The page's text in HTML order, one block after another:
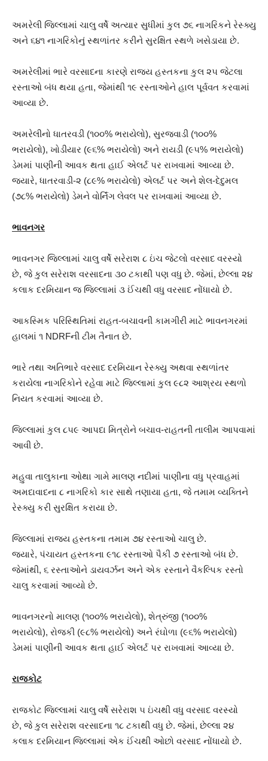
અમરેલી જિલ્લામાં ચાલુ વર્ષે અત્યાર સુધીમાં કુલ ૭૬ નાગરિકને રેસ્ક્યુ
અને ૬૪૧ નાગરિકોનું સ્થળાંતર કરીને સુરક્ષિત સ્થળે ખસેડાયા છે.
અમરેલીમાં ભારે વરસાદના કારણે રાજ્ય હસ્તકના કુલ ૨૫ જેટલા
રસ્તાઓ બંધ થયા હતા, જેમાંથી ૧૯ રસ્તાઓને હાલ પૂર્વવત કરવામાં
આવ્યા છે.
અમરેલીનો ધાતરવડી (૧૦૦% ભરાયેલો), સુરજવાડી (૧૦૦%
ભરાયેલો), ખોડીયાર (૯૬% ભરાયેલો) અને રાયડી (૯૫% ભરાયેલો)
ડેમમાં પાણીની આવક થતા હાઈ એલર્ટ પર રાખવામાં આવ્યા છે.
જ્યારે, ધાતરવાડી-૨ (૮૯% ભરાયેલો) એલર્ટ પર અને શેલ-દેદુમલ
(૭૮% ભરાયેલો) ડેમને વોર્નિંગ લેવલ પર રાખવામાં આવ્યા છે.
ભાવનગર
ભાવનગર જિલ્લામાં ચાલુ વર્ષે સરેરાશ ૮ ઇંચ જેટલો વરસાદ વરસ્યો
છે, જે કુલ સરેરાશ વરસાદના ૩૦ ટકાથી પણ વધુ છે. જેમાં, છેલ્લા ૨૪
કલાક દરમિયાન જ જિલ્લામાં ૩ ઈંચથી વધુ વરસાદ નોંધાયો છે.
આકસ્મિક પરિસ્થિતિમાં રાહત-બચાવની કામગીરી માટે ભાવનગરમાં
હાલમાં ૧ NDRFની ટીમ તૈનાત છે.
ભારે તથા અતિભારે વરસાદ દરમિયાન રેસ્ક્યુ અથવા સ્થળાંતર
કરાયેલા નાગરિકોને રહેવા માટે જિલ્લામાં કુલ ૯૮૨ આશ્રય સ્થળો
નિયત કરવામાં આવ્યા છે.
જિલ્લામાં કુલ ૮૫૯ આપદા મિત્રોને બચાવ-રાહતની તાલીમ આપવામાં
આવી છે.
મહુવા તાલુકાના ઓથા ગામે માલણ નદીમાં પાણીના વધુ પ્રવાહમાં
અમદાવાદના ૮ નાગરિકો કાર સાથે તણાયા હતા, જે તમામ વ્યક્તિને
રેસ્ક્યુ કરી સુરક્ષિત કરાયા છે.
જિલ્લામાં રાજ્ય હસ્તકના તમામ ૭૪ રસ્તાઓ ચાલુ છે.
જ્યારે, પંચાયત હસ્તકના ૯૧૮ રસ્તાઓ પૈકી ૭ રસ્તાઓ બંધ છે.
જેમાંથી, ૬ રસ્તાઓને ડાયવર્ઝન અને એક રસ્તાને વૈકલ્પિક રસ્તો
ચાલુ કરવામાં આવ્યો છે.
ભાવનગરનો માલણ (૧૦૦% ભરાયેલો), શેત્રુંજી (૧૦૦%
ભરાયેલો), રોજકી (૯૮% ભરાયેલો) અને રંઘોળા (૯૬% ભરાયેલો)
ડેમમાં પાણીની આવક થતા હાઈ એલર્ટ પર રાખવામાં આવ્યા છે.
રાજકોટ
રાજકોટ જિલ્લામાં ચાલુ વર્ષે સરેરાશ ૫ ઇંચથી વધુ વરસાદ વરસ્યો
છે, જે કુલ સરેરાશ વરસાદના ૧૮ ટકાથી વધુ છે. જેમાં, છેલ્લા ૨૪
કલાક દરમિયાન જિલ્લામાં એક ઈંચથી ઓછો વરસાદ નોંધાયો છે.